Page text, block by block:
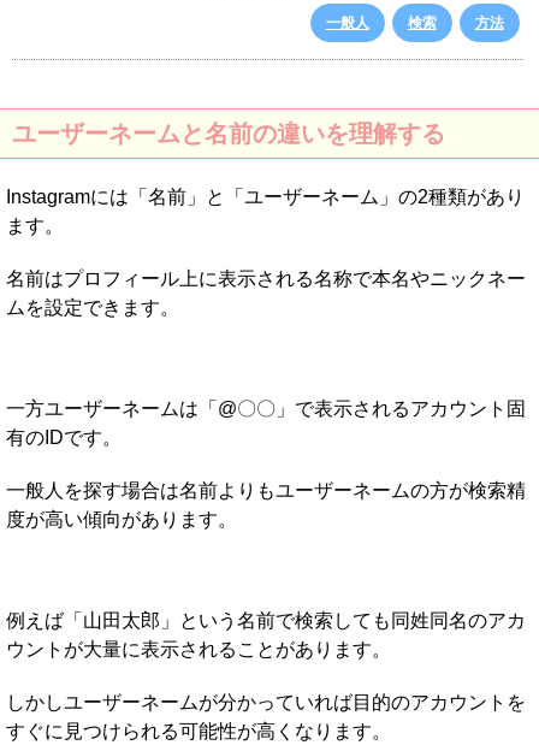
一般人
検索 方法
ユーザーネームと名前の違いを理解する
Instagramには「名前」と「ユーザーネーム」の2種類があり
ます。
名前はプロフィール上に表示される名称で本名やニックネー
ムを設定できます。
一方ユーザーネームは「@〇〇」で表示されるアカウント固
有のIDです。
一般人を探す場合は名前よりもユーザーネームの方が検索精
度が高い傾向があります。
例えば「山田太郎」という名前で検索しても同姓同名のアカ
ウントが大量に表示されることがあります。
しかしユーザーネームが分かっていれば目的のアカウントを
すぐに見つけられる可能性が高くなります。